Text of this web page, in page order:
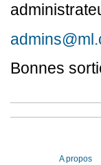
Bonnes
A propos